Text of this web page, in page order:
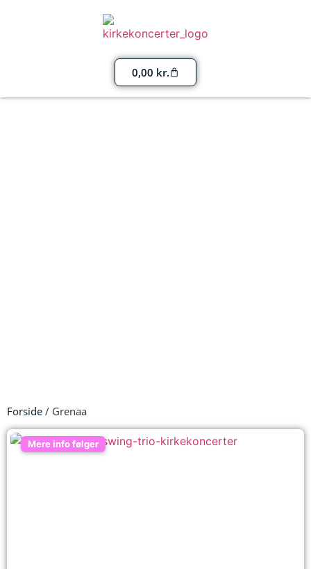
0,00 kr.
Forside / Grenaa
Mere info følger